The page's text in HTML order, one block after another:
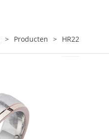
> Producten > HR22